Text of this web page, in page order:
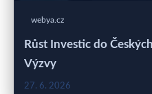
webya.cz
Růst Investic do
Výzvy
27. 6. 2026